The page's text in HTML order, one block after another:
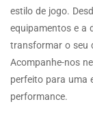
estilo de jogo.
equipamentos e a
transformar o seu
Acompanhe-nos
perfeito para uma
performance.